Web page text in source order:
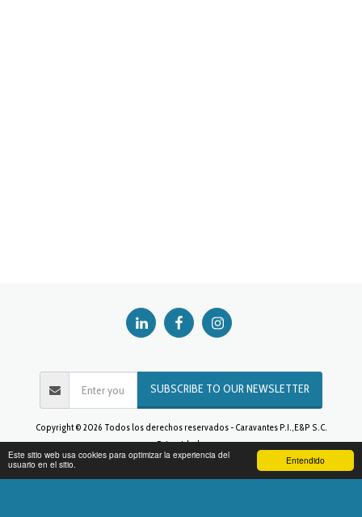
Entendido
Este sitio web usa cookies para optimizar la experiencia del
usuario en el sitio.
SUBSCRIBE TO OUR NEWSLETTER
Copyright © 2026 Todos los derechos reservados - Caravantes P.I.,E&P S.C.
Privacidad